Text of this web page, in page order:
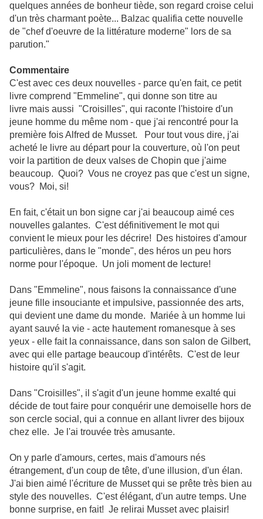
quelques années de bonheur tiède, son regard croise celui
d'un très charmant poète... Balzac qualifia cette nouvelle
de "chef d'oeuvre de la littérature moderne" lors de sa
parution."
Commentaire
C'est avec ces deux nouvelles - parce qu'en fait, ce petit
livre comprend "Emmeline", qui donne son titre au
livre mais aussi "Croisilles", qui raconte l'histoire d'un
jeune homme du même nom - que j'ai rencontré pour la
première fois Alfred de Musset. Pour tout vous dire, j'ai
acheté le livre au départ pour la couverture, où l'on peut
voir la partition de deux valses de Chopin que j'aime
beaucoup. Quoi? Vous ne croyez pas que c'est un signe,
vous? Moi, si!
En fait, c'était un bon signe car j'ai beaucoup aimé ces
nouvelles galantes. C'est définitivement le mot qui
convient le mieux pour les décrire! Des histoires d'amour
particulières, dans le "monde", des héros un peu hors
norme pour l'époque. Un joli moment de lecture!
Dans "Emmeline", nous faisons la connaissance d'une
jeune fille insouciante et impulsive, passionnée des arts,
qui devient une dame du monde. Mariée à un homme lui
ayant sauvé la vie - acte hautement romanesque à ses
yeux - elle fait la connaissance, dans son salon de Gilbert,
avec qui elle partage beaucoup d'intérêts. C'est de leur
histoire qu'il s'agit.
Dans "Croisilles", il s'agit d'un jeune homme exalté qui
décide de tout faire pour conquérir une demoiselle hors de
son cercle social, qui a connue en allant livrer des bijoux
chez elle. Je l'ai trouvée très amusante.
On y parle d'amours, certes, mais d'amours nés
étrangement, d'un coup de tête, d'une illusion, d'un élan.
J'ai bien aimé l'écriture de Musset qui se prête très bien au
style des nouvelles. C'est élégant, d'un autre temps. Une
bonne surprise, en fait! Je relirai Musset avec plaisir!